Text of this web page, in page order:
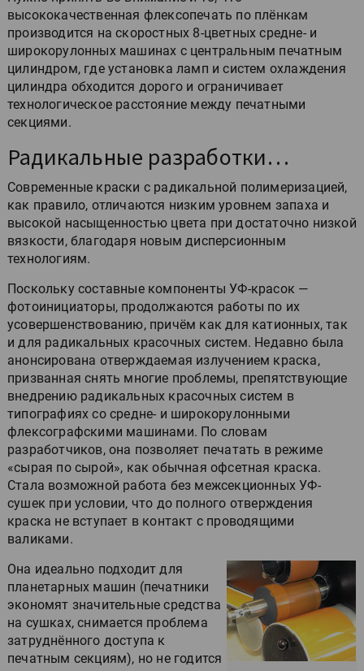
высококачественная флексопечать по плёнкам
производится на скоростных 8-цветных средне- и
широкорулонных машинах с центральным печатным
цилиндром, где установка ламп и систем охлаждения
цилиндра обходится дорого и ограничивает
технологическое расстояние между печатными
секциями.
Радикальные разработки…
Современные краски с радикальной полимеризацией,
как правило, отличаются низким уровнем запаха и
высокой насыщенностью цвета при достаточно низкой
вязкости, благодаря новым дисперсионным
технологиям.
Поскольку составные компоненты УФ-красок —
фотоинициаторы, продолжаются работы по их
усовершенствованию, причём как для катионных, так
и для радикальных красочных систем. Недавно была
анонсирована отверждаемая излучением краска,
призванная снять многие проблемы, препятствующие
внедрению радикальных красочных систем в
типографиях со средне- и широкорулонными
флексографскими машинами. По словам
разработчиков, она позволяет печатать в режиме
«сырая по сырой», как обычная офсетная краска.
Стала возможной работа без межсекционных УФ-
сушек при условии, что до полного отверждения
краска не вступает в контакт с проводящими
валиками.
Она идеально подходит для
планетарных машин (печатники
экономят значительные средства
на сушках, снимается проблема
затруднённого доступа к
печатным секциям), но не годится